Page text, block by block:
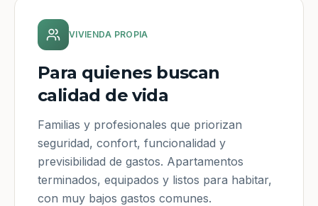
VIVIENDA PROPIA
Para quienes buscan
calidad de vida
Familias y profesionales que priorizan
seguridad, confort, funcionalidad y
previsibilidad de gastos. Apartamentos
terminados, equipados y listos para habitar,
con muy bajos gastos comunes.